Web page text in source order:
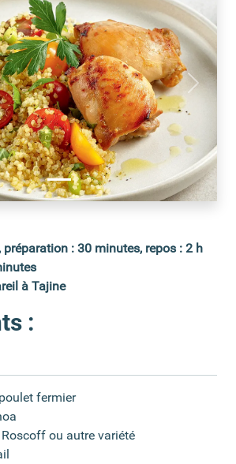
Suivant
préparation : 30 minutes, repos : 2 h
à Tajine
:
fermier
ou autre variété